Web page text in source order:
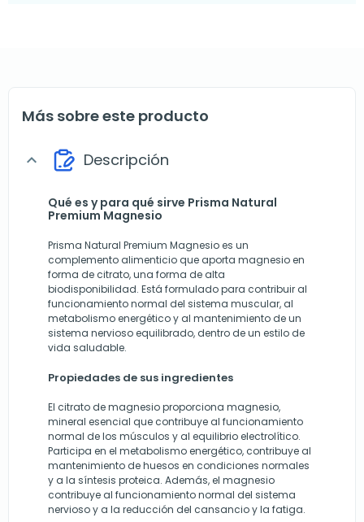
Más sobre este producto
expand_more Descripción
Qué es y para qué sirve Prisma Natural
Premium Magnesio
Prisma Natural Premium Magnesio es un
complemento alimenticio que aporta magnesio en
forma de citrato, una forma de alta
biodisponibilidad. Está formulado para contribuir al
funcionamiento normal del sistema muscular, al
metabolismo energético y al mantenimiento de un
sistema nervioso equilibrado, dentro de un estilo de
vida saludable.
Propiedades de sus ingredientes
El citrato de magnesio proporciona magnesio,
mineral esencial que contribuye al funcionamiento
normal de los músculos y al equilibrio electrolítico.
Participa en el metabolismo energético, contribuye al
mantenimiento de huesos en condiciones normales
y a la síntesis proteica. Además, el magnesio
contribuye al funcionamiento normal del sistema
nervioso y a la reducción del cansancio y la fatiga.